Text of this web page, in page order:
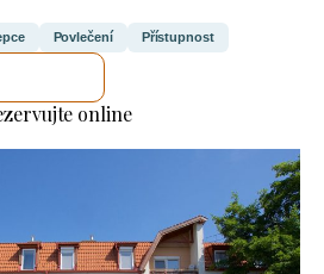
Povlečení Přístupnost
online